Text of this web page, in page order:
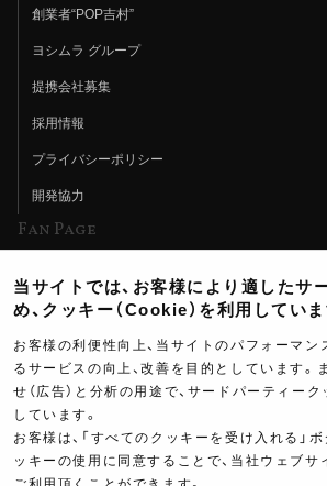
創業者“POP吉村”
ヨシムラ グループ
提携会社募集
採用情報
プライバシーポリシー
開発協力
Fan Page
ヨシムラTV
イベント情報
イベントスケジュール
ツーリングブレイクタイム
当サイトでは、お客様により適したサ
め、クッキー（Cookie）を利用していま
お客様の利便性向上、当サイトのパフォーマン
るサービスの向上、改善を目的としています。
せ（広告）と分析の用途で、サードパーティー
しています。
お客様は、「すべてのクッキーを受け入れる」
ッキーの使用に同意することで、当社ウェブサ